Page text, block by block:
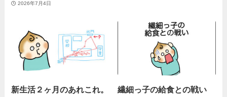
2026年7月4日
新生活２ヶ月のあれこれ。 繊細っ子の給食との戦い